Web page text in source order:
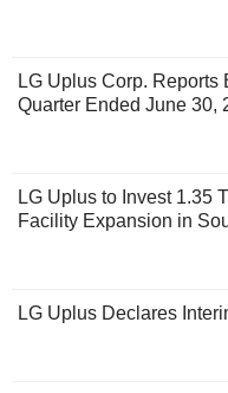
LG Uplus Corp. Reports
Quarter Ended June 30,
LG Uplus to Invest 1.35
Facility Expansion in
LG Uplus Declares